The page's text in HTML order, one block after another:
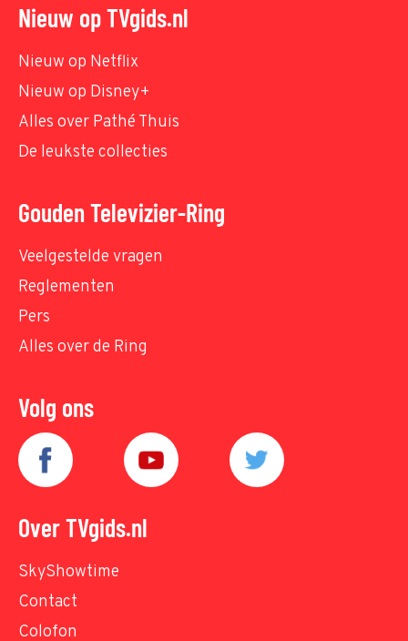
Nieuw op TVgids.nl
Nieuw op Netflix
Nieuw op Disney+
Alles over Pathé Thuis
De leukste collecties
Gouden Televizier-Ring
Veelgestelde vragen
Reglementen
Pers
Alles over de Ring
Volg ons
Over TVgids.nl
SkyShowtime
Contact
Colofon